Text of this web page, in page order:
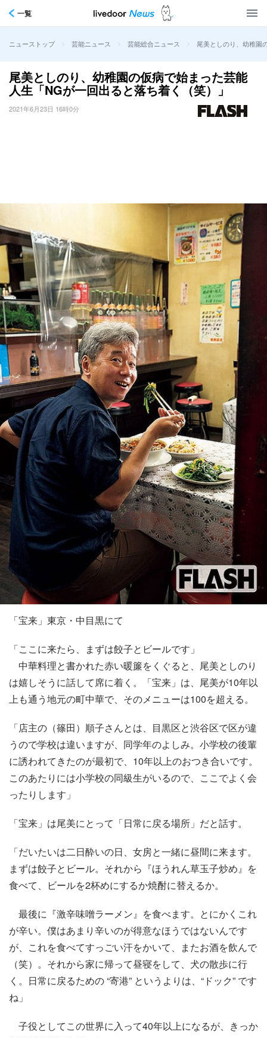
一覧
ニューストップ > 芸能ニュース > 芸能総合ニュース > 尾美としのり、幼稚園
尾美としのり、幼稚園の仮病で始まった芸能
人生「NGが一回出ると落ち着く（笑）」
2021年6月23日 16時0分
「宝来」東京・中目黒にて
「ここに来たら、まずは餃子とビールです」
中華料理と書かれた赤い暖簾をくぐると、尾美としのり
は嬉しそうに話して席に着く。「宝来」は、尾美が10年以
上も通う地元の町中華で、そのメニューは100を超える。
「店主の（篠田）順子さんとは、目黒区と渋谷区で区が違
うので学校は違いますが、同学年のよしみ。小学校の後輩
に誘われてきたのが最初で、10年以上のおつき合いです。
このあたりには小学校の同級生がいるので、ここでよく会
ったりします」
「宝来」は尾美にとって「日常に戻る場所」だと話す。
「だいたいは二日酔いの日、女房と一緒に昼間に来ます。
まずは餃子とビール。それから『ほうれん草玉子炒め』を
食べて、ビールを2杯めにするか焼酎に替えるか。
最後に『激辛味噌ラーメン』を食べます。とにかくこれ
が辛い。僕はあまり辛いのが得意なほうではないんです
が、これを食べてすっごい汗をかいて、またお酒を飲んで
（笑）。それから家に帰って昼寝をして、犬の散歩に行
く。日常に戻るための “寄港” というよりは、“ドック” です
ね」
子役としてこの世界に入って40年以上になるが、きっか